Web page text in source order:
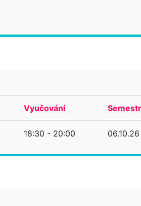
Vyučování Semestr
18:30 - 20:00